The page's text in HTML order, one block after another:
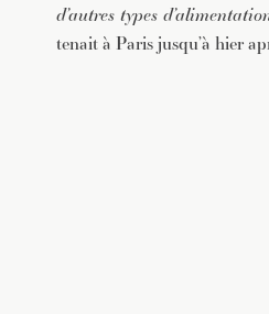
d’autres types
tenait à Paris jusqu’à hier